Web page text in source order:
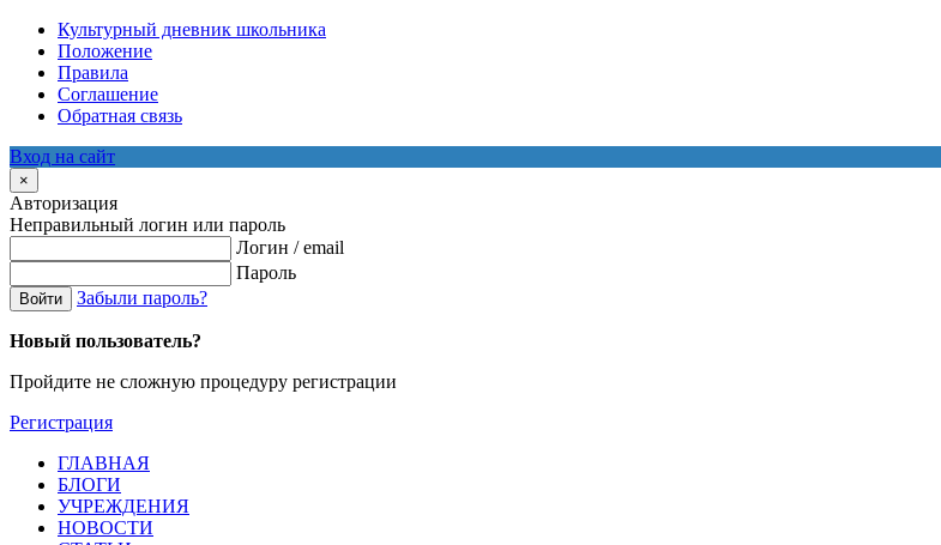
Культурный дневник школьника
Положение
Правила
Соглашение
Обратная связь
Вход на сайт
×
Авторизация
Неправильный логин или пароль
Логин / email
Пароль
Войти Забыли пароль?
Новый пользователь?
Пройдите не сложную процедуру регистрации
Регистрация
ГЛАВНАЯ
БЛОГИ
УЧРЕЖДЕНИЯ
НОВОСТИ